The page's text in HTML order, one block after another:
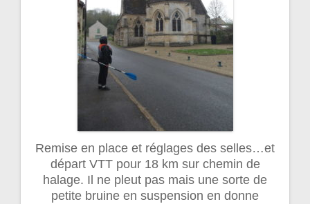
Remise en place et réglages des selles…et
départ VTT pour 18 km sur chemin de
halage. Il ne pleut pas mais une sorte de
petite bruine en suspension en donne